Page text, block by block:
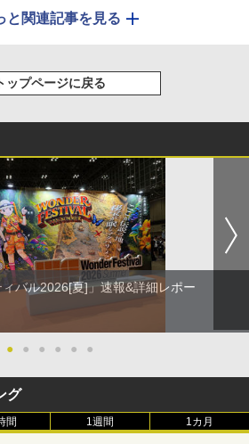
と関連記事を見る
ップページに戻る
ィバル2026[夏]」速報&詳細レポー
● ● ● ● ● ●
グ
間 1週間 1カ月